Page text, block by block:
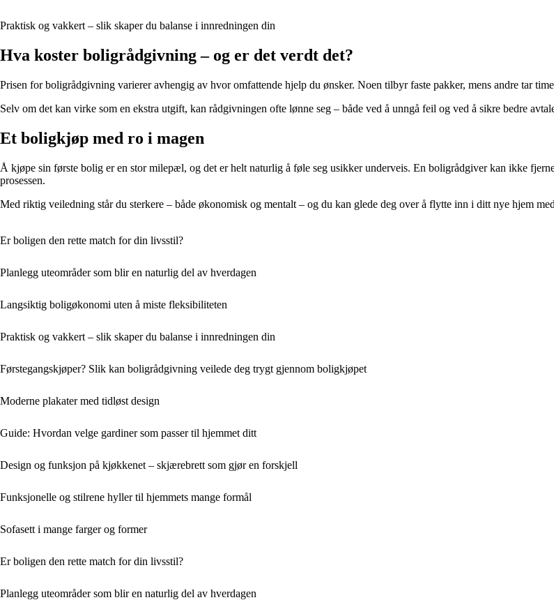
Praktisk og vakkert – slik skaper du balanse i innredningen din
Hva koster boligrådgivning – og er det verdt det?
Prisen for boligrådgivning varierer avhengig av hvor omfattende hjelp du ønsker. Noen tilbyr faste pakker, mens andre tar
Selv om det kan virke som en ekstra utgift, kan rådgivningen ofte lønne seg – både ved å unngå feil og ved å sikre bedre
Et boligkjøp med ro i magen
Å kjøpe sin første bolig er en stor milepæl, og det er helt naturlig å føle seg usikker underveis. En boligrådgiver kan ikke
prosessen.
Med riktig veiledning står du sterkere – både økonomisk og mentalt – og du kan glede deg over å flytte inn i ditt nye hjem
Er boligen den rette match for din livsstil?
Planlegg uteområder som blir en naturlig del av hverdagen
Langsiktig boligøkonomi uten å miste fleksibiliteten
Praktisk og vakkert – slik skaper du balanse i innredningen din
Førstegangskjøper? Slik kan boligrådgivning veilede deg trygt gjennom boligkjøpet
Moderne plakater med tidløst design
Guide: Hvordan velge gardiner som passer til hjemmet ditt
Design og funksjon på kjøkkenet – skjærebrett som gjør en forskjell
Funksjonelle og stilrene hyller til hjemmets mange formål
Sofasett i mange farger og former
Er boligen den rette match for din livsstil?
Planlegg uteområder som blir en naturlig del av hverdagen